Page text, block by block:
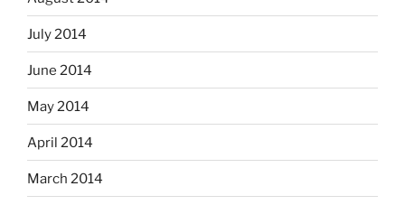
July 2014
June 2014
May 2014
April 2014
March 2014